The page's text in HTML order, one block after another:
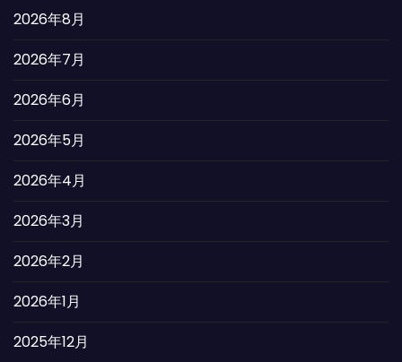
2026年8月
2026年7月
2026年6月
2026年5月
2026年4月
2026年3月
2026年2月
2026年1月
2025年12月